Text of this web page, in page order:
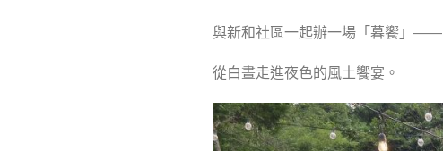
與新和社區一起辦一場「暮饗」——
從白晝走進夜色的風土饗宴。